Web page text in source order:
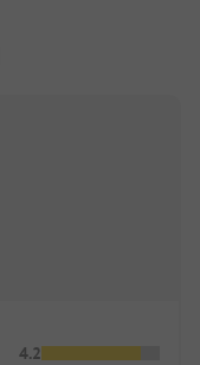
4.2